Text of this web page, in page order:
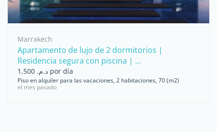
Marrakech
Apartamento de lujo de 2 dormitorios |
Residencia segura con piscina | ...
د.م. 1,500 por día
Piso en alquiler para las vacaciones, 2 habitaciones, 70 (m2)
el mes pasado